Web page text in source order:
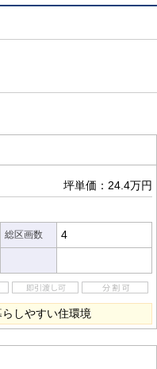
坪単価：24.4万円
総区画数 4
しやすい住環境